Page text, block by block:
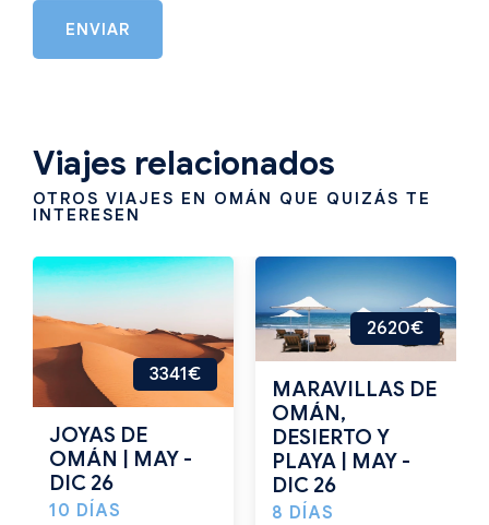
ENVIAR
Viajes relacionados
OTROS VIAJES EN OMÁN QUE QUIZÁS TE
INTERESEN
3341€
JOYAS DE
OMÁN | MAY -
DIC 26
10 DÍAS
2620€
MARAVILLAS DE
OMÁN,
DESIERTO Y
PLAYA | MAY -
DIC 26
8 DÍAS